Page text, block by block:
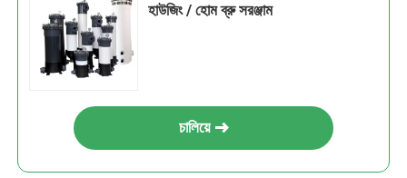
হাউজিং / হোম ব্রু সরঞ্জাম
চালিয়ে